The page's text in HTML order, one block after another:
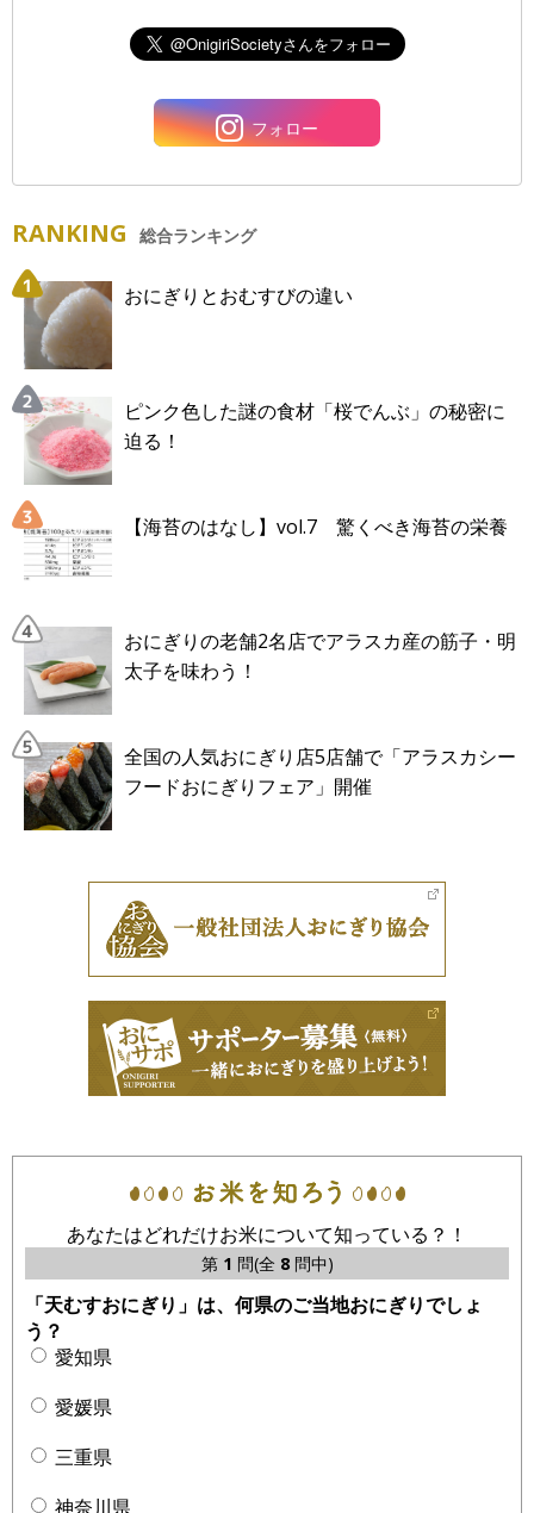
フォロー
RANKING 総合ランキング
おにぎりとおむすびの違い
ピンク色した謎の食材「桜でんぶ」の秘密に
迫る！
【海苔のはなし】vol.7 驚くべき海苔の栄養
おにぎりの老舗2名店でアラスカ産の筋子・明
太子を味わう！
全国の人気おにぎり店5店舗で「アラスカシー
フードおにぎりフェア」開催
あなたはどれだけお米について知っている？！
第 1 問(全 8問中)
「天むすおにぎり」は、何県のご当地おにぎりでしょ
う？
愛知県
愛媛県
三重県
神奈川県